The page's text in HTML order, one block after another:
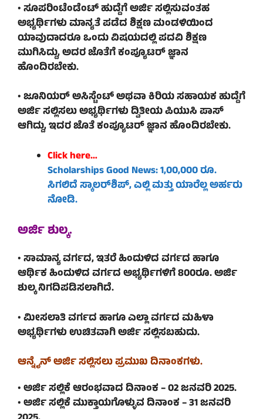
• ಸೂಪರಿಂಟೆಂಡೆಂಟ್ ಹುದ್ದೆಗೆ ಅರ್ಜಿ ಸಲ್ಲಿಸುವಂತಹ
ಅಭ್ಯರ್ಥಿಗಳು ಮಾನ್ಯತೆ ಪಡೆದ ಶಿಕ್ಷಣ ಮಂಡಳಿಯಿಂದ
ಯಾವುದಾದರೂ ಒಂದು ವಿಷಯದಲ್ಲಿ ಪದವಿ ಶಿಕ್ಷಣ
ಮುಗಿಸಿದ್ದು, ಅದರ ಜೊತೆಗೆ ಕಂಪ್ಯೂಟರ್ ಜ್ಞಾನ
ಹೊಂದಿರಬೇಕು.
• ಜೂನಿಯರ್ ಅಸಿಸ್ಟೆಂಟ್ ಅಥವಾ ಕಿರಿಯ ಸಹಾಯಕ ಹುದ್ದೆಗೆ
ಅರ್ಜಿ ಸಲ್ಲಿಸಲು ಅಭ್ಯರ್ಥಿಗಳು ದ್ವಿತೀಯ ಪಿಯುಸಿ ಪಾಸ್‌
ಆಗಿದ್ದು, ಇದರ ಜೊತೆ ಕಂಪ್ಯೂಟರ್ ಜ್ಞಾನ ಹೊಂದಿರಬೇಕು.
Click here…
Scholarships Good News: 1,00,000 ರೂ.
ಸಿಗಲಿದೆ ಸ್ಕಾಲರ್‌ಶಿಪ್‌, ಎಲ್ಲಿ ಮತ್ತು ಯಾರೆಲ್ಲ ಅರ್ಹರು
ನೋಡಿ.
ಅರ್ಜಿ ಶುಲ್ಕ.
• ಸಾಮಾನ್ಯ ವರ್ಗದ, ಇತರೆ ಹಿಂದುಳಿದ ವರ್ಗದ ಹಾಗೂ
ಆರ್ಥಿಕ ಹಿಂದುಳಿದ ವರ್ಗದ ಅಭ್ಯರ್ಥಿಗಳಿಗೆ 800ರೂ. ಅರ್ಜಿ
ಶುಲ್ಕ ನಿಗದಿಪಡಿಸಲಾಗಿದೆ.
• ಮೀಸಲಾತಿ ವರ್ಗದ ಹಾಗೂ ಎಲ್ಲಾ ವರ್ಗದ ಮಹಿಳಾ
ಅಭ್ಯರ್ಥಿಗಳು ಉಚಿತವಾಗಿ ಅರ್ಜಿ ಸಲ್ಲಿಸಬಹುದು.
ಆನ್ನೈನ್ ಅರ್ಜಿ ಸಲ್ಲಿಸಲು ಪ್ರಮುಖ ದಿನಾಂಕಗಳು.
• ಅರ್ಜಿ ಸಲ್ಲಿಕೆ ಆರಂಭವಾದ ದಿನಾಂಕ – 02 ಜನವರಿ 2025.
• ಅರ್ಜಿ ಸಲ್ಲಿಕೆ ಮುಕ್ತಾಯಗೊಳ್ಳುವ ದಿನಾಂಕ – 31 ಜನವರಿ